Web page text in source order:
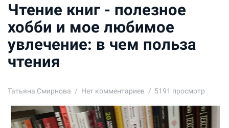
Чтение книг - полезное
хобби и мое любимое
увлечение: в чем польза
чтения
Татьяна Смирнова Нет комментариев 5191 просмотр